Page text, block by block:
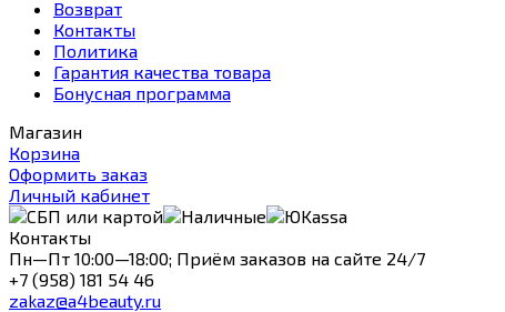
Возврат
Контакты
Политика
Гарантия качества товара
Бонусная программа
Магазин
Корзина
Оформить заказ
Личный кабинет
Контакты
Пн—Пт 10:00—18:00; Приём заказов на сайте 24/7
+7 (958) 181 54 46
zakaz@a4beauty.ru